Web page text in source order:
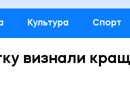
Культура Спорт
визнали